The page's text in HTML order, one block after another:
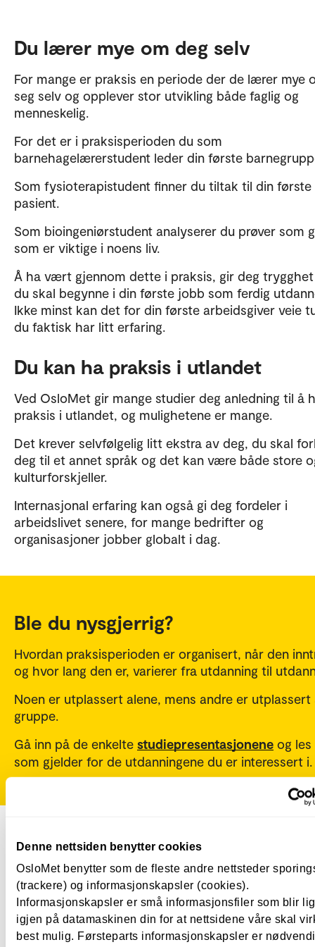
Denne nettsiden benytter cookies
OsloMet benytter som de fleste andre nettsteder
(trackere) og informasjonskapsler (cookies).
Informasjonskapsler er små informasjonsfiler som blir
igjen på datamaskinen din for at nettsidene våre skal
best mulig. Førsteparts informasjonskapsler er
Du lærer mye om deg selv
For mange er praksis en periode der de lærer mye
seg selv og opplever stor utvikling både faglig og
menneskelig.
For det er i praksisperioden du som
barnehagelærerstudent leder din første
Som fysioterapistudent finner du tiltak til din første
pasient.
Som bioingeniørstudent analyserer du prøver som
som er viktige i noens liv.
Å ha vært gjennom dette i praksis, gir deg
du skal begynne i din første jobb som ferdig
Ikke minst kan det for din første arbeidsgiver veie
du faktisk har litt erfaring.
Du kan ha praksis i utlandet
Ved OsloMet gir mange studier deg anledning til å
praksis i utlandet, og mulighetene er mange.
Det krever selvfølgelig litt ekstra av deg, du skal
deg til et annet språk og det kan være både store
kulturforskjeller.
Internasjonal erfaring kan også gi deg fordeler i
arbeidslivet senere, for mange bedrifter og
organisasjoner jobber globalt i dag.
Ble du nysgjerrig?
Hvordan praksisperioden er organisert, når den
og hvor lang den er, varierer fra utdanning til
Noen er utplassert alene, mens andre er utplassert
gruppe.
Gå inn på de enkelte studiepresentasjonene og les
som gjelder for de utdanningene du er interessert i.
Studieliv